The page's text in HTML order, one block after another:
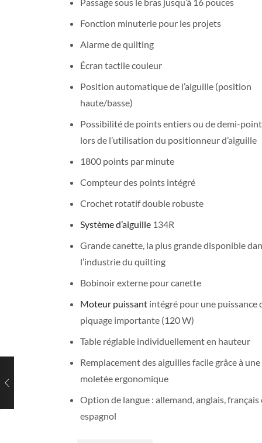
Passage sous le bras jusqu’à 16 pouces
Fonction minuterie pour les projets
Alarme de quilting
Écran tactile couleur
Position automatique de l’aiguille (position
haute/basse)
Possibilité de points entiers ou de demi-
lors de l’utilisation du positionneur d’aiguille
1800 points par minute
Compteur des points intégré
Crochet rotatif double robuste
Système d’aiguille 134R
Grande canette, la plus grande disponible
l’industrie du quilting
Bobinoir externe pour canette
Moteur puissant intégré pour une puissance
piquage importante (120 W)
Table réglable individuellement en hauteur
Remplacement des aiguilles facile grâce à
moletée ergonomique
Option de langue : allemand, anglais, français
espagnol
MCP
illimités, sur
distance
Descours
les mois,